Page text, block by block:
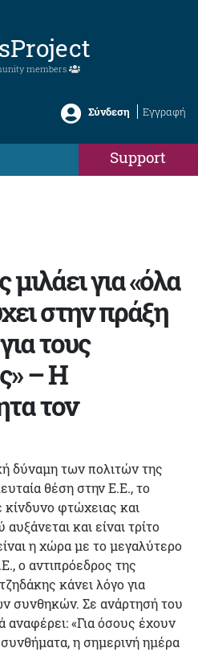
members
Σύνδεση Εγγραφή
Support
για «όλα
στην πράξη
τους
– Η
τον
δύναμη των πολιτών της
θέση στην Ε.Ε., το
φτώχειας και
και είναι τρίτο
η χώρα με το μεγαλύτερο
ο αντιπρόεδρος της
κάνει λόγο για
συνθηκών. Σε ανάρτησή του
αναφέρει: «Για όσους έχουν
η σημερινή ημέρα